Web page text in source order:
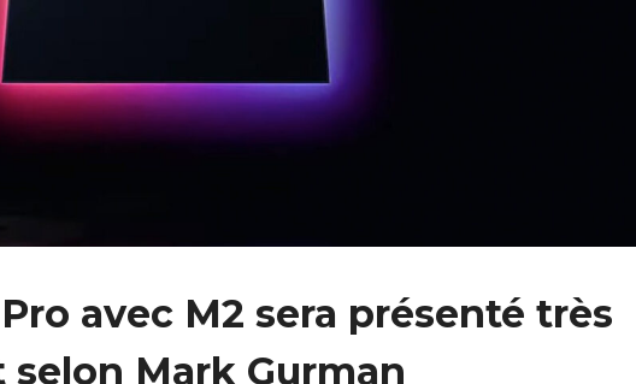
avec M2 sera présenté très
Mark Gurman